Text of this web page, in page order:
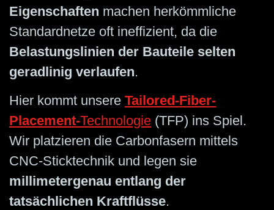
Eigenschaften machen herkömmliche
Standardnetze oft ineffizient, da die
Belastungslinien der Bauteile selten
geradlinig verlaufen.
Hier kommt unsere Tailored-Fiber-
Placement-Technologie (TFP) ins Spiel.
Wir platzieren die Carbonfasern mittels
CNC-Sticktechnik und legen sie
millimetergenau entlang der
tatsächlichen Kraftflüsse.